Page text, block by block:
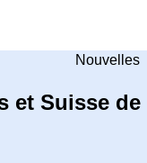
Nouvelles
et Suisse de